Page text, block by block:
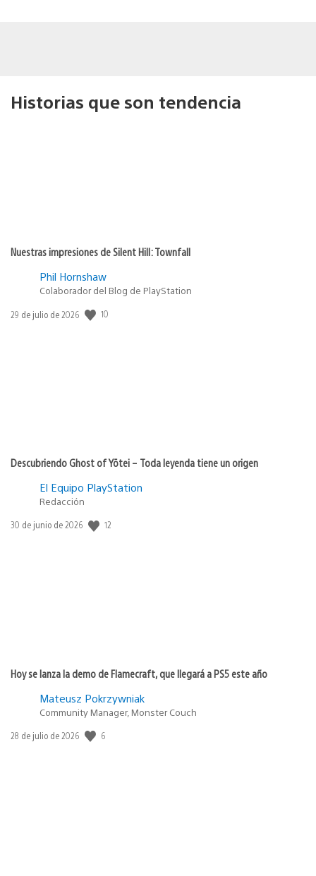
Historias que son tendencia
Nuestras impresiones de Silent Hill: Townfall
Phil Hornshaw
Colaborador del Blog de PlayStation
Fecha
29 de julio de 2026 10
Descubriendo Ghost of Yōtei – Toda leyenda tiene un origen
El Equipo PlayStation
Redacción
Fecha
30 de junio de 2026 12
Hoy se lanza la demo de Flamecraft, que llegará a PS5 este año
Mateusz Pokrzywniak
Community Manager, Monster Couch
Fecha
28 de julio de 2026 6